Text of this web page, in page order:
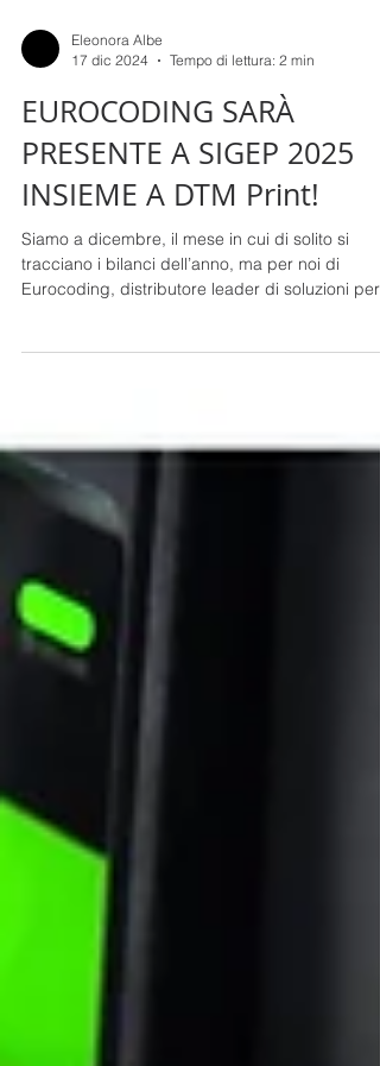
Eleonora Albe
17 dic 2024
Tempo di lettura: 2 min
EUROCODING SARÀ
PRESENTE A SIGEP 2025
INSIEME A DTM Print!
tracciano i bilanci dell’anno, ma per noi di